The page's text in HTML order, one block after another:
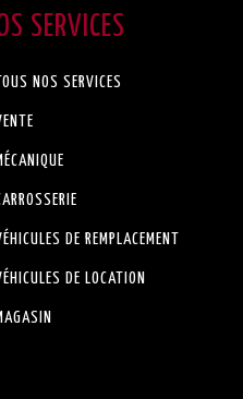
SERVICES
NOS SERVICES
DE REMPLACEMENT
DE LOCATION